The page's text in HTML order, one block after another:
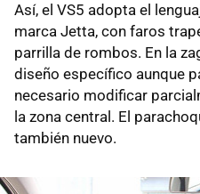
Así, el VS5 adopta el
marca Jetta, con faros
parrilla de rombos. En la
diseño específico aunque
necesario modificar
la zona central. El
también nuevo.